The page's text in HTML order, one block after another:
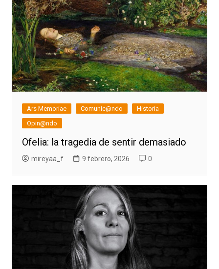
Ars Memoriae Comunic@ndo
Historia
Opin@ndo
Ofelia: la tragedia de sentir demasiado
mireyaa_f 9 febrero, 2026 0